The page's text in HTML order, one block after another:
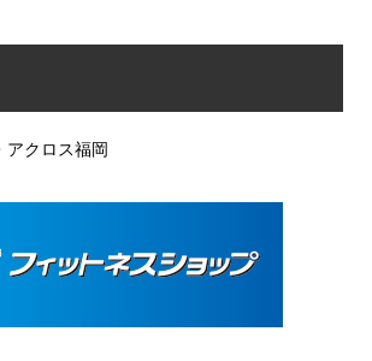
アクロス福岡